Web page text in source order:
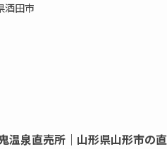
酒田市
温泉直売所｜山形県山形市の